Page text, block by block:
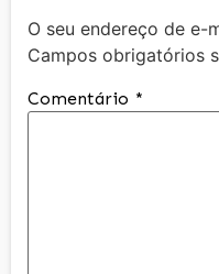
O seu endereço de e-
Campos obrigatórios
Comentário *